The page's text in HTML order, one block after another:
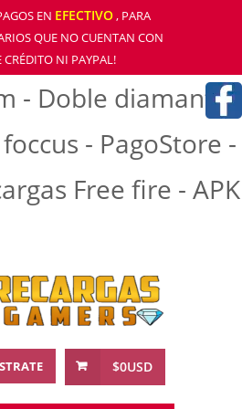
EN EFECTIVO, PARA
QUE NO CUENTAN CON
CRÉDITO NI PAYPAL!
- Doble diamantre
- PagoStore -
Free fire - APK
$0USD